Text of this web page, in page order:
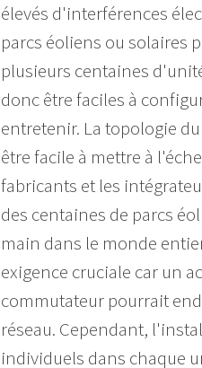
élevés d'interférences
parcs éoliens ou solaires
plusieurs centaines
donc être faciles à
entretenir. La topologie
être facile à mettre à
fabricants et les
des centaines de parcs
main dans le monde
exigence cruciale car un
commutateur pourrait
réseau. Cependant,
individuels dans chaque